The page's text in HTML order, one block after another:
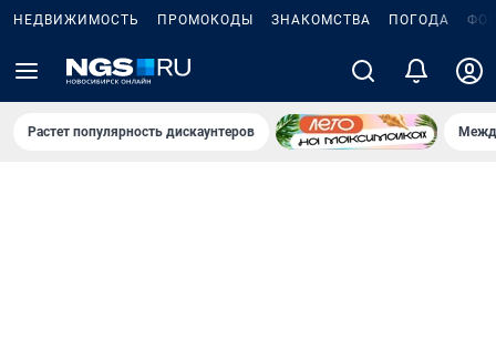
НЕДВИЖИМОСТЬ ПРОМОКОДЫ ЗНАКОМСТВА ПОГОДА
Растет популярность дискаунтеров